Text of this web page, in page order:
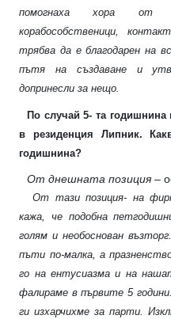
помогнаха хора от
корабособственици,
трябва да е благодарен на
пътя на създаване и
допринесли за нещо.
По случай 5- та годишнина
в резиденция Липник.
годишнина?
От днешната позиция –
От тази позиция- на
кажа, че подобна
голям и необоснован
пъти по-малка, а
го на ентусиазма и на
фалираме в първите 5
ги изхарчихме за парти.